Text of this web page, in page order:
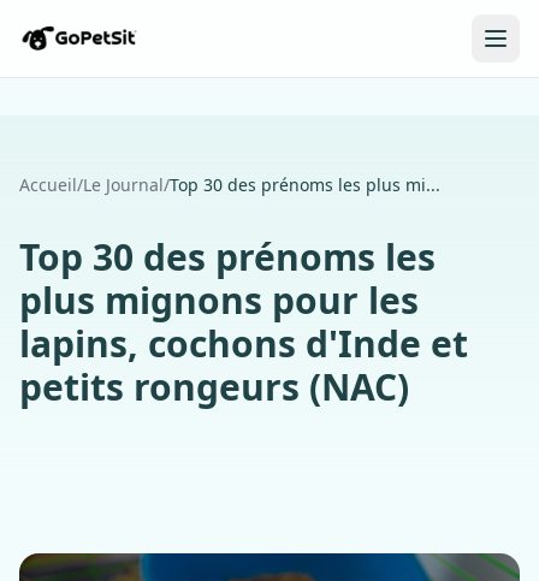
Accueil/Le Journal/Top 30 des prénoms les plus mi...
Top 30 des prénoms les
plus mignons pour les
lapins, cochons d'Inde et
petits rongeurs (NAC)